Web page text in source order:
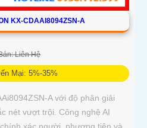
KX-CDAAI8094ZSN-A
Liên Hệ
Mại: 5%-35%
A với độ phân giải
nét vượt trội. Công nghệ AI